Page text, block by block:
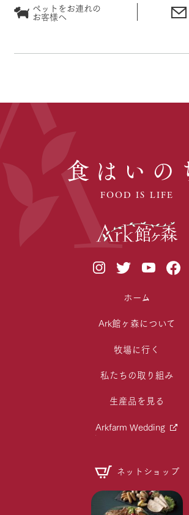
ペットをお連れの
お客様へ
食はいの
FOOD IS LIFE
ホーム
Ark館ヶ森について
牧場に行く
私たちの取り組み
生産品を見る
Arkfarm Wedding
ネットショップ